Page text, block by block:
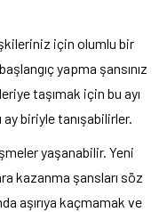
için olumlu bir
yapma şansınız
taşımak için bu ayı
biriyle tanışabilirler.
yaşanabilir. Yeni
kazanma şansları söz
aşırıya kaçmamak ve